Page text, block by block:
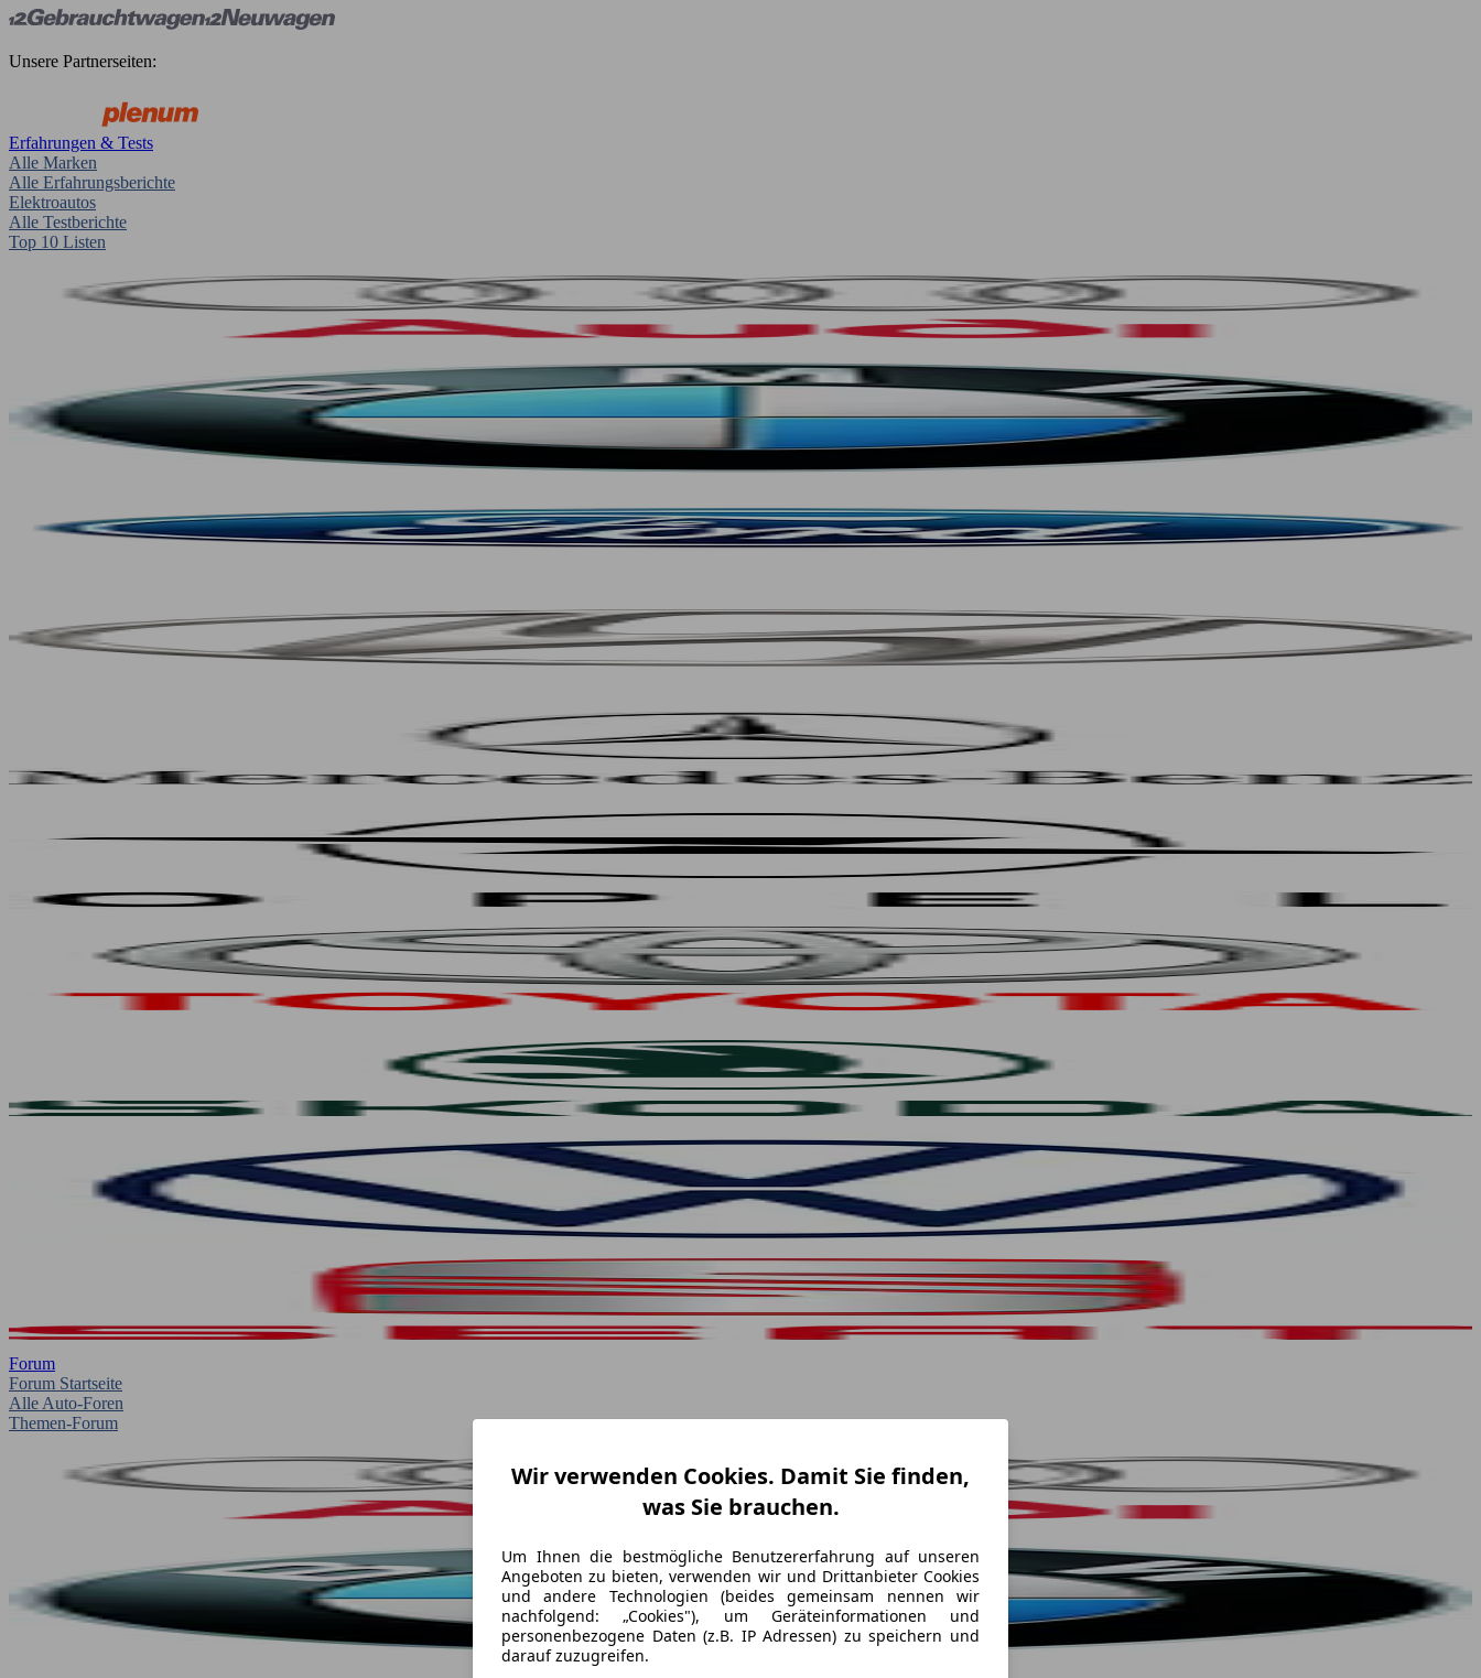
Unsere Partnerseiten:
Erfahrungen & Tests
Alle Marken
Alle Erfahrungsberichte
Elektroautos
Alle Testberichte
Top 10 Listen
Forum
Forum Startseite
Alle Auto-Foren
Themen-Forum
Wir verwenden Cookies. Damit Sie finden,
was Sie brauchen.
Um Ihnen die bestmögliche Benutzererfahrung auf unseren
Angeboten zu bieten, verwenden wir und Drittanbieter Cookies
und andere Technologien (beides gemeinsam nennen wir
nachfolgend: „Cookies"), um Geräteinformationen und
personenbezogene Daten (z.B. IP Adressen) zu speichern und
darauf zuzugreifen.